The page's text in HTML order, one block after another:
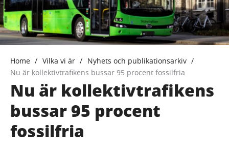
Home Vilka vi är
Nyhets och publikationsarkiv
Nu är kollektivtrafikens bussar 95 procent fossilfria
Nu är kollektivtrafikens
bussar 95 procent
fossilfria